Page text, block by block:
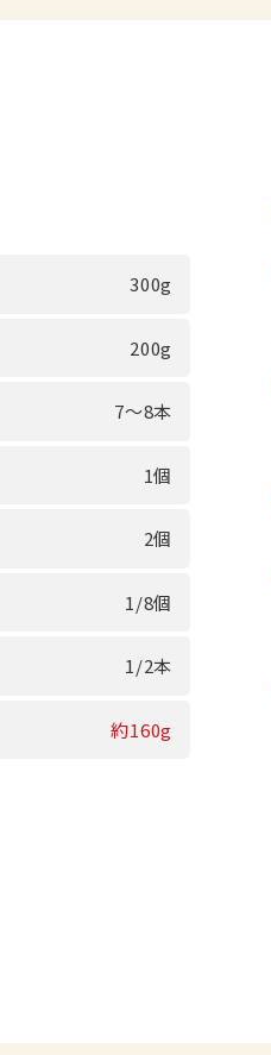
300g
200g
7～8本
1個
2個
1/8個
1/2本
約160g